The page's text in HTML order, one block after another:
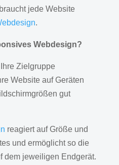
jede Website
.
Webdesign?
Zielgruppe
Website auf Geräten
gut
reagiert auf Größe und
und ermöglicht so die
dem jeweiligen Endgerät.